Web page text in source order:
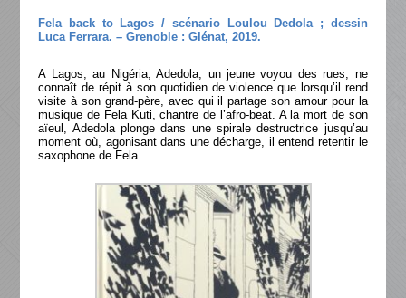
Fela back to Lagos / scénario Loulou Dedola ; dessin
Luca Ferrara. – Grenoble : Glénat, 2019.
A Lagos, au Nigéria, Adedola, un jeune voyou des rues, ne
connaît de répit à son quotidien de violence que lorsqu’il rend
visite à son grand-père, avec qui il partage son amour pour la
musique de Fela Kuti, chantre de l’afro-beat. A la mort de son
aïeul, Adedola plonge dans une spirale destructrice jusqu’au
moment où, agonisant dans une décharge, il entend retentir le
saxophone de Fela.